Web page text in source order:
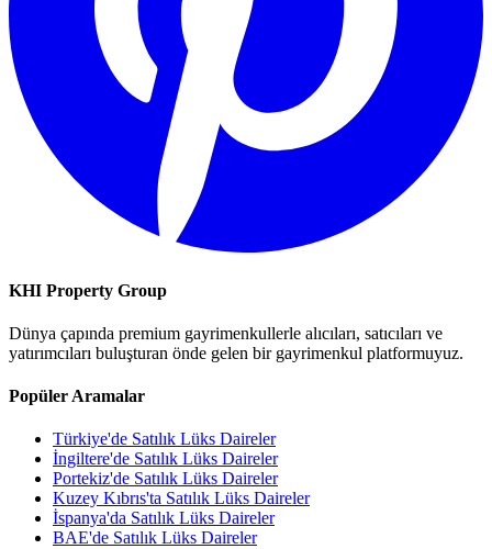
KHI Property Group
Dünya çapında premium gayrimenkullerle alıcıları, satıcıları ve
yatırımcıları buluşturan önde gelen bir gayrimenkul platformuyuz.
Popüler Aramalar
Türkiye'de Satılık Lüks Daireler
İngiltere'de Satılık Lüks Daireler
Portekiz'de Satılık Lüks Daireler
Kuzey Kıbrıs'ta Satılık Lüks Daireler
İspanya'da Satılık Lüks Daireler
BAE'de Satılık Lüks Daireler